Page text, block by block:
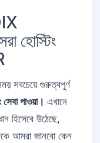
হোস্টিং
সবচেয়ে গুরুত্বপূর্ণ
পাওয়া। এখানে
হিসেবে উঠেছে,
আমরা জানবো কেন